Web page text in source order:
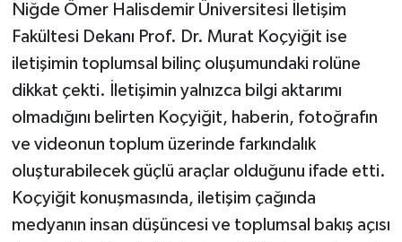
Niğde Ömer Halisdemir Üniversitesi İletişim
Fakültesi Dekanı Prof. Dr. Murat Koçyiğit ise
iletişimin toplumsal bilinç oluşumundaki rolüne
dikkat çekti. İletişimin yalnızca bilgi aktarımı
olmadığını belirten Koçyiğit, haberin, fotoğrafın
ve videonun toplum üzerinde farkındalık
oluşturabilecek güçlü araçlar olduğunu ifade etti.
Koçyiğit konuşmasında, iletişim çağında
medyanın insan düşüncesi ve toplumsal bakış açısı